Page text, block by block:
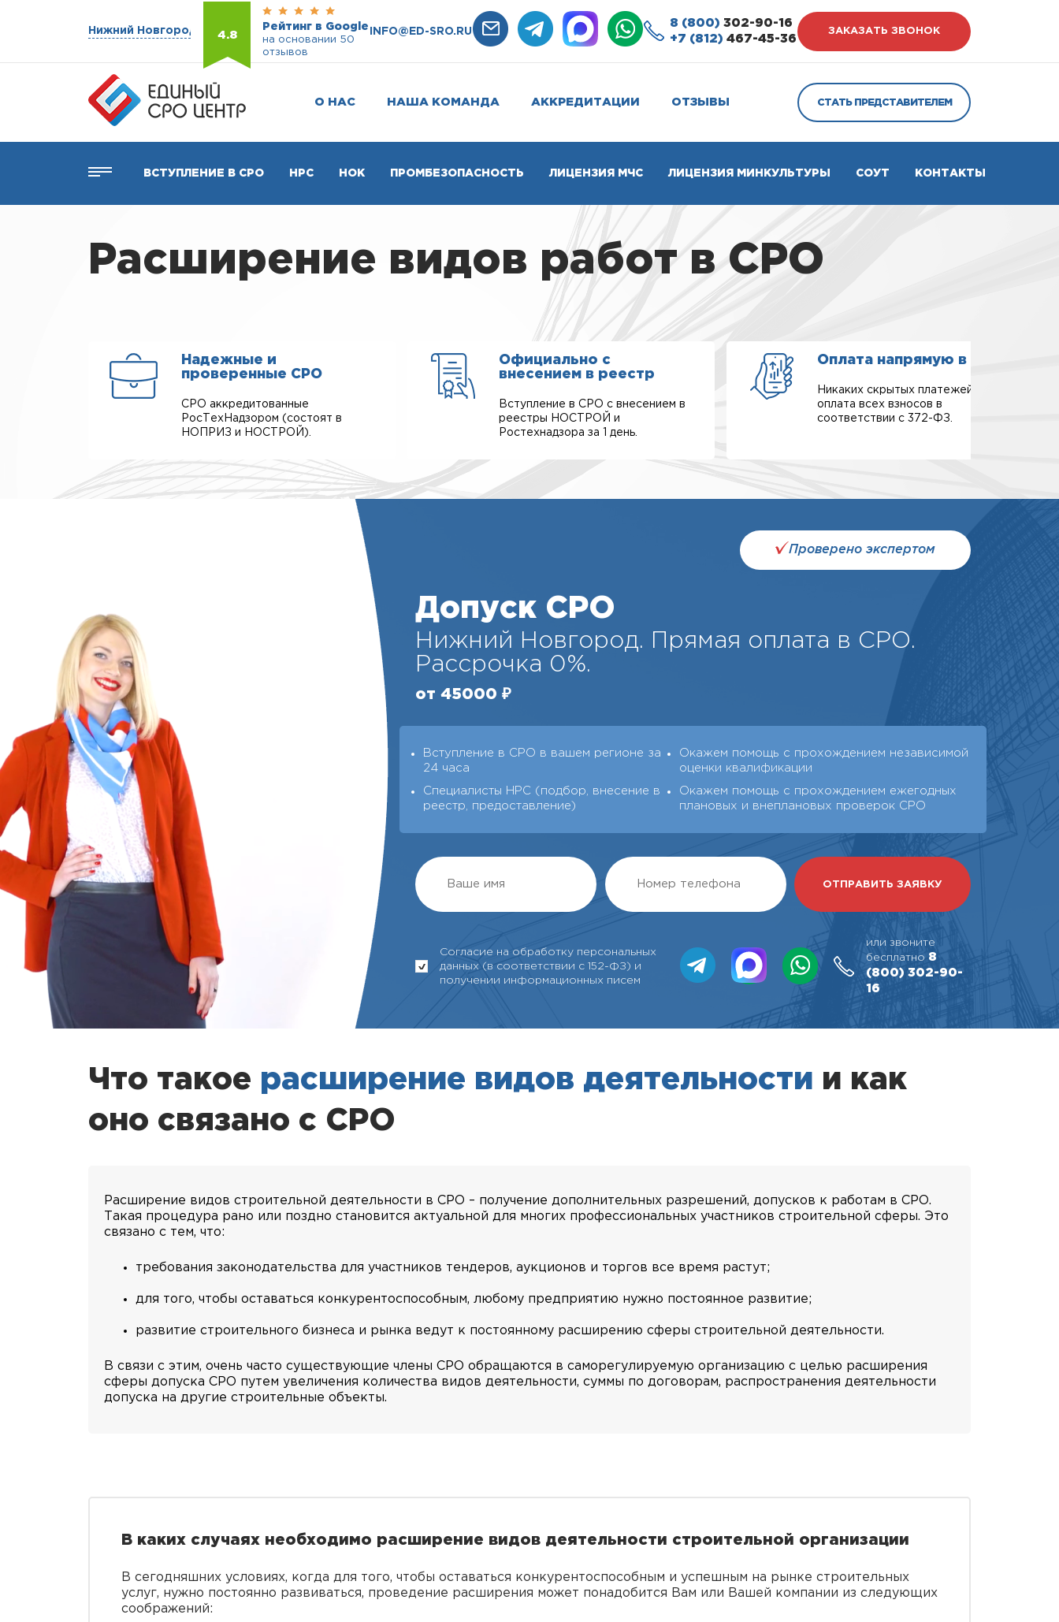
Нижний Новгород 4.8
Рейтинг в Google
на основании 50
отзывов
INFO@ED-SRO.RU
8 (800) 302-90-16
+7 (812) 467-45-36
ЗАКАЗАТЬ ЗВОНОК
О НАС НАША КОМАНДА АККРЕДИТАЦИИ ОТЗЫВЫ СТАТЬ ПРЕДСТАВИТЕЛЕМ
ВСТУПЛЕНИЕ В СРО НРС НОК ПРОМБЕЗОПАСНОСТЬ ЛИЦЕНЗИЯ МЧС ЛИЦЕНЗИЯ МИНКУЛЬТУРЫ СОУТ КОНТАКТЫ
Расширение видов работ в СРО
Надежные и
проверенные СРО
СРО аккредитованные
РосТехНадзором (состоят в
НОПРИЗ и НОСТРОЙ).
Официально с
внесением в реестр
Вступление в СРО с внесением в
реестры НОСТРОЙ и
Ростехнадзора за 1 день.
Оплата напрямую в СРО
Никаких скрытых платежей,
оплата всех взносов в
соответствии с 372-ФЗ.
Проверено экспертом
Допуск СРО
Нижний Новгород. Прямая оплата в СРО.
Рассрочка 0%.
от 45000 ₽
Вступление в СРО в вашем регионе за
24 часа
Окажем помощь с прохождением независимой
оценки квалификации
Специалисты НРС (подбор, внесение в
реестр, предоставление)
Окажем помощь с прохождением ежегодных
плановых и внеплановых проверок СРО
Согласие на обработку персональных
данных (в соответствии с 152-ФЗ) и
получении информационных писем
или звоните
бесплатно 8
(800) 302-90-
16
Что такое расширение видов деятельности и как
оно связано с СРО
Расширение видов строительной деятельности в СРО – получение дополнительных разрешений, допусков к работам в СРО.
Такая процедура рано или поздно становится актуальной для многих профессиональных участников строительной сферы. Это
связано с тем, что:
требования законодательства для участников тендеров, аукционов и торгов все время растут;
для того, чтобы оставаться конкурентоспособным, любому предприятию нужно постоянное развитие;
развитие строительного бизнеса и рынка ведут к постоянному расширению сферы строительной деятельности.
В связи с этим, очень часто существующие члены СРО обращаются в саморегулируемую организацию с целью расширения
сферы допуска СРО путем увеличения количества видов деятельности, суммы по договорам, распространения деятельности
допуска на другие строительные объекты.
В каких случаях необходимо расширение видов деятельности строительной организации
В сегодняшних условиях, когда для того, чтобы оставаться конкурентоспособным и успешным на рынке строительных
услуг, нужно постоянно развиваться, проведение расширения может понадобится Вам или Вашей компании из следующих
соображений: